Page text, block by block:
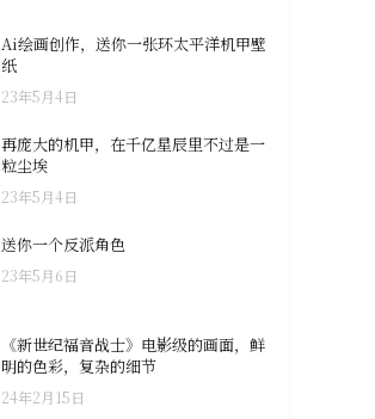
Ai绘画创作，送你一张环太平洋机甲壁
纸
23年5月4日
再庞大的机甲，在千亿星辰里不过是一
粒尘埃
23年5月4日
送你一个反派角色
23年5月6日
《新世纪福音战士》电影级的画面，鲜
明的色彩，复杂的细节
24年2月15日